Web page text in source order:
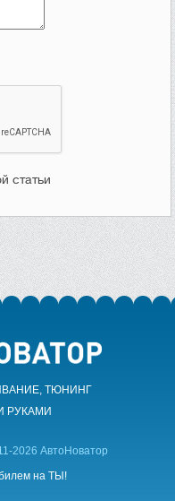
статьи
ТЮНИНГ
РУКАМИ
2026 АвтоНоватор
на ТЫ!